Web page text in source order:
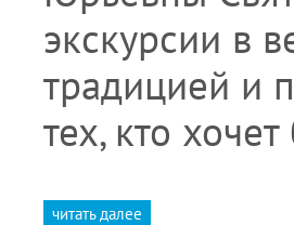
экскурсии в
традицией и
тех, кто
читать далее